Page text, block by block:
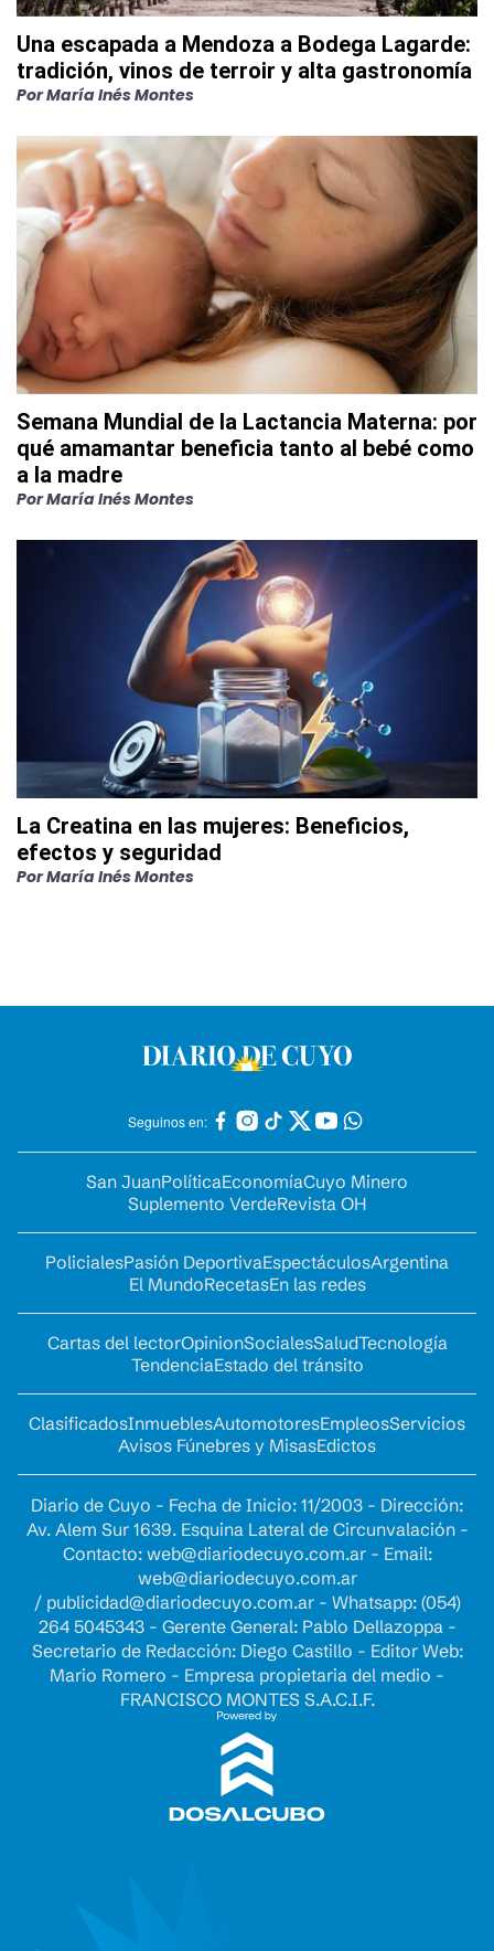
Una escapada a Mendoza a Bodega Lagarde:
tradición, vinos de terroir y alta gastronomía
PorMaría Inés Montes
Semana Mundial de la Lactancia Materna: por
qué amamantar beneficia tanto al bebé como
a la madre
PorMaría Inés Montes
La Creatina en las mujeres: Beneficios,
efectos y seguridad
PorMaría Inés Montes
Seguinos en:
San JuanPolíticaEconomíaCuyo Minero
Suplemento VerdeRevista OH
PolicialesPasión DeportivaEspectáculosArgentina
El MundoRecetasEn las redes
Cartas del lectorOpinionSocialesSaludTecnología
TendenciaEstado del tránsito
ClasificadosInmueblesAutomotoresEmpleosServicios
Avisos Fúnebres y MisasEdictos
Diario de Cuyo - Fecha de Inicio: 11/2003 - Dirección:
Av. Alem Sur 1639. Esquina Lateral de Circunvalación -
Contacto: web@diariodecuyo.com.ar- Email:
web@diariodecuyo.com.ar
/ publicidad@diariodecuyo.com.ar- Whatsapp: (054)
264 5045343 - Gerente General: Pablo Dellazoppa -
Secretario de Redacción: Diego Castillo - Editor Web:
Mario Romero - Empresa propietaria del medio -
FRANCISCO MONTES S.A.C.I.F.